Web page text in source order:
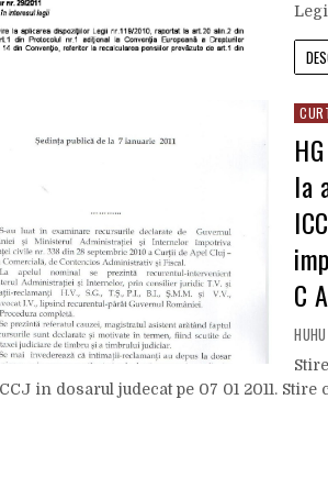
la
C
in dosarul judecat pe 07 01 2011.